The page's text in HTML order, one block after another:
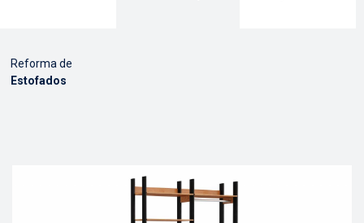
Reforma de
Estofados